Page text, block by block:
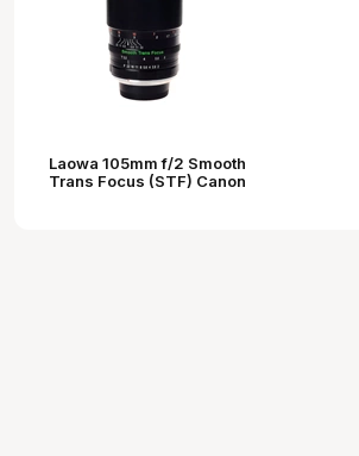
Laowa 105mm f/2 Smooth
Trans Focus (STF) Canon